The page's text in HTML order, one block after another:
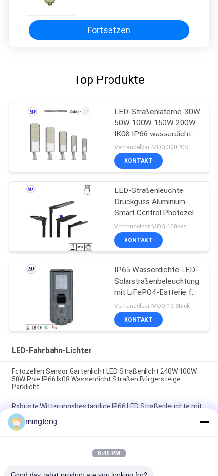
Fortsetzen
Top Produkte
LED-Straßenlaterne-30W
50W 100W 150W 200W
IK08 IP66 wasserdichte
Parkplatz-Beleuchtung
im Freien
Verhandelbar MOQ:300PCS
KONTAKT
LED-Straßenleuchte
Druckguss Aluminium-
Smart Control Photozelle
geführt
Gartenstraßenlicht
Verhandelbar MOQ:100pcs
KONTAKT
IP65 Wasserdichte LED-
Solarstraßenbeleuchtung
mit LiFePO4-Batterie für
Gartenparkplatz
Verhandelbar MOQ:10 Stück
KONTAKT
LED-Fahrbahn-Lichter
Fotozellen Sensor Gartenlicht LED Straßenlicht 240W 100W
50W Pole IP66 Ik08 Wasserdicht Straßen Bürgersteige
Parklicht
Robuste Witterungsbeständige IP66 LED Straßenleuchte mit
Photozelle 30W-240W für Plattform Bus Stop Transit Hub
LED-Parklampe Aluminium-Außenbeleuchtung
mingfeng
6:49 PM